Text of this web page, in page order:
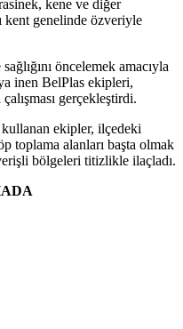
kene ve diğer
kent genelinde özveriyle
öncelemek amacıyla
inen BelPlas ekipleri,
gerçekleştirdi.
ekipler, ilçedeki
toplama alanları başta olmak
bölgeleri titizlikle ilaçladı.